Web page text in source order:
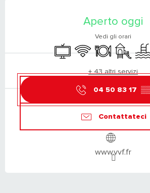
Aperto oggi
Vedi gli orari
Televisione
Wi-Fi RistoranteGiochi
+ 43 altri servizi
04 50 83 17
Contattateci
www.vvf.fr